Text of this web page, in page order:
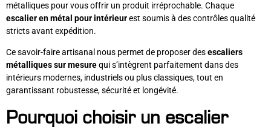
métalliques pour vous offrir un produit irréprochable. Chaque
escalier en métal pour intérieurest soumis à des contrôles qualité
stricts avant expédition.
Ce savoir-faire artisanal nous permet de proposer desescaliers
métalliques sur mesurequi s’intègrent parfaitement dans des
intérieurs modernes, industriels ou plus classiques, tout en
garantissant robustesse, sécurité et longévité.
Pourquoi choisir un escalier